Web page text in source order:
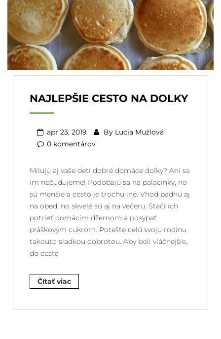
NAJLEPŠIE CESTO NA DOLKY
apr 23, 2019 By Lucia Mužlová
0 komentárov
Milujú aj vaše deti dobré domáce dolky? Ani sa
im nečudujeme! Podobajú sa na palacinky, no
sú menšie a cesto je trochu iné. Vhod padnú aj
na obed, no skvelé sú aj na večeru. Stačí ich
potrieť domácim džemom a posypať
práškovým cukrom. Potešte celú svoju rodinu
takouto sladkou dobrotou. Aby boli vláčnejšie,
do cesta
Čítať viac